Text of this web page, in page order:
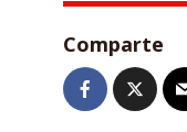
Comparte